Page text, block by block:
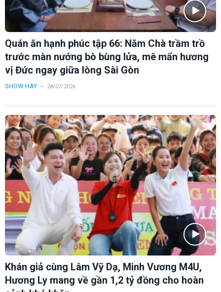
Quán ăn hạnh phúc tập 66: Năm Chà trầm trồ
trước màn nướng bò bùng lửa, mê mẩn hương
vị Đức ngay giữa lòng Sài Gòn
SHOW HAY 28/07/2026
Khán giả cùng Lâm Vỹ Dạ, Minh Vương M4U,
Hương Ly mang về gần 1,2 tỷ đồng cho hoàn